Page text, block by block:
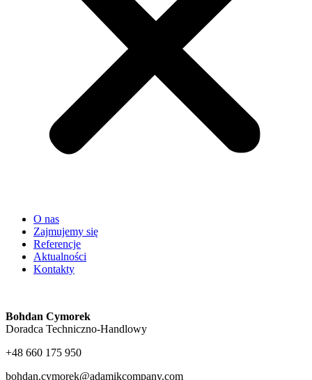
O nas
Zajmujemy się
Referencje
Aktualności
Kontakty
Bohdan Cymorek
Doradca Techniczno-Handlowy
+48 660 175 950
bohdan.cymorek@adamikcompany.com